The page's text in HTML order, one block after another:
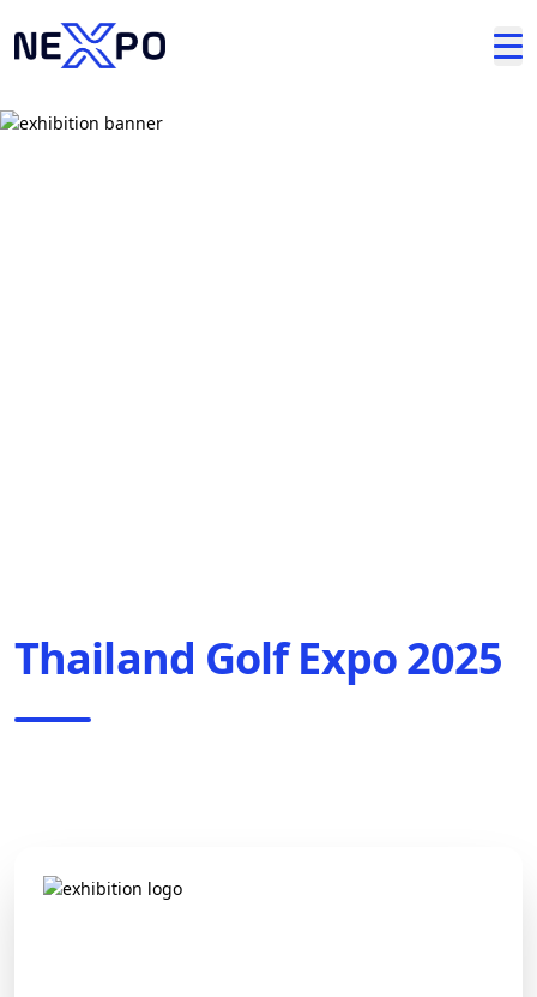
Thailand Golf Expo 2025